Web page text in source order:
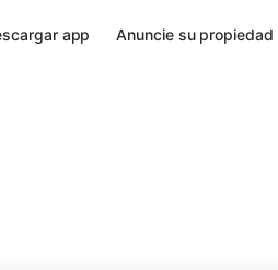
app Anuncie su propiedad